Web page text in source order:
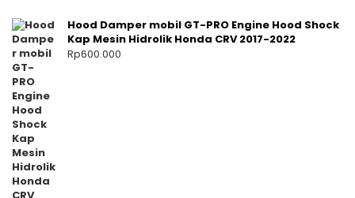
Hood Damper mobil GT-PRO Engine Hood Shock
Kap Mesin Hidrolik Honda CRV 2017-2022
Rp600.000